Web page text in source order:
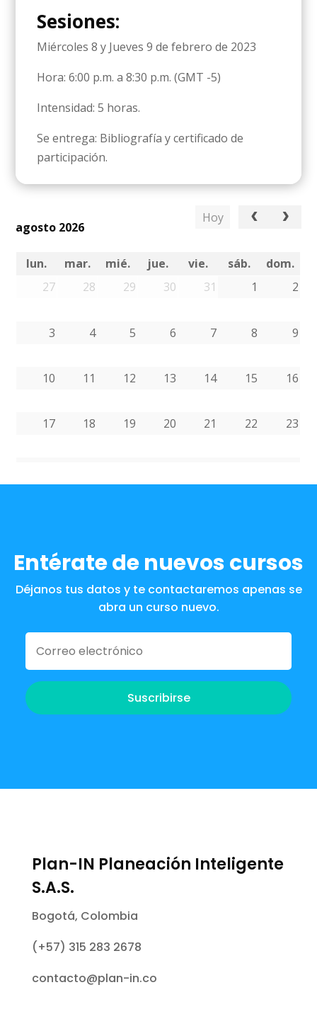
Sesiones:
Miércoles 8 y Jueves 9 de febrero de 2023
Hora: 6:00 p.m. a 8:30 p.m. (GMT -5)
Intensidad: 5 horas.
Se entrega: Bibliografía y certificado de
participación.
agosto 2026
Hoy
lun. mar. mié. jue. vie. sáb.
dom.
27
28 29 30 31 1 2
3 4 5 6 7 8 9
10 11 12 13 14 15 16
17 18 19 20 21 22 23
Entérate de nuevos cursos
Déjanos tus datos y te contactaremos apenas se
abra un curso nuevo.
Suscribirse
Plan-IN Planeación Inteligente
S.A.S.
Bogotá, Colombia
(+57) 315 283 2678
contacto@plan-in.co